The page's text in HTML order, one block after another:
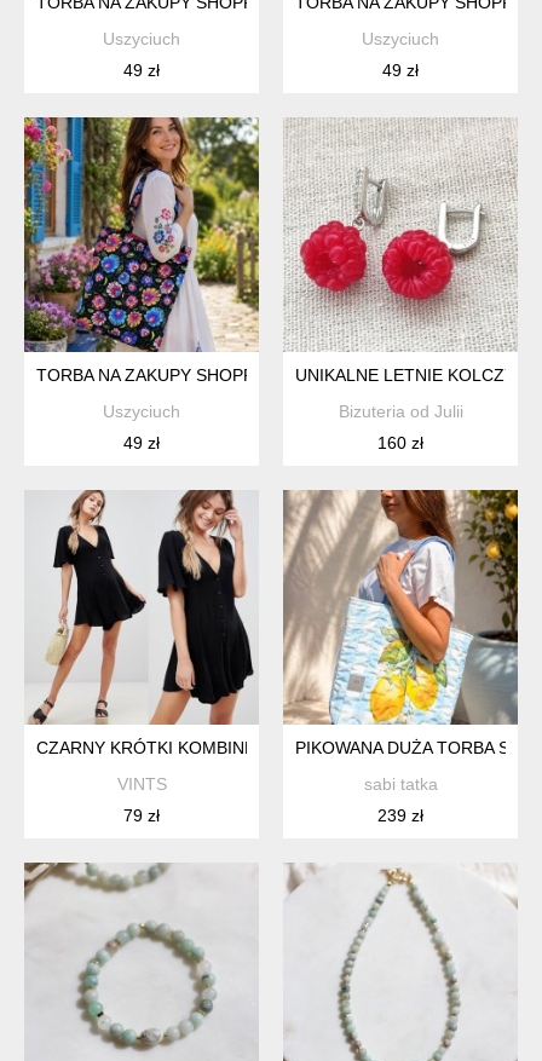
Uszyciuch
49 zł
Uszyciuch
49 zł
TORBA NA ZAKUPY SHOPPERKA EKOLOGICZNA TORBA
Uszyciuch
49 zł
UNIKALNE LETNIE
Bizuteria od Julii
160 zł
CZARNY KRÓTKI KOMBINEZON WISKOZA GUZIKI 38 M HO150
VINTS
79 zł
PIKOWANA DUŻA TORBA
sabi tatka
239 zł